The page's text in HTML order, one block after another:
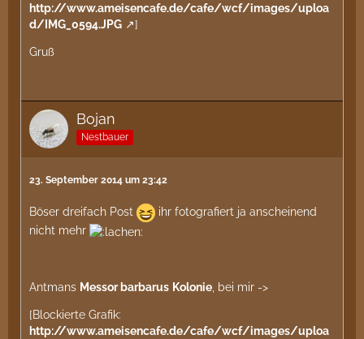
http://www.ameisencafe.de/cafe/wcf/images/uploa
d/IMG_0594.JPG
]
Gruß
Bojan
Nestbauer
23. September 2014 um 23:42
Böser dreifach Post
ihr fotografiert ja anscheinend
nicht mehr
Antmans Messor barbarus Kolonie , bei mir ->
[Blockierte Grafik:
http://www.ameisencafe.de/cafe/wcf/images/uploa